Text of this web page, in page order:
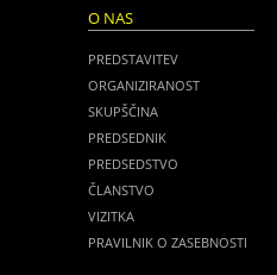
O NAS
PREDSTAVITEV
ORGANIZIRANOST
SKUPŠČINA
PREDSEDNIK
PREDSEDSTVO
ČLANSTVO
VIZITKA
PRAVILNIK O ZASEBNOSTI